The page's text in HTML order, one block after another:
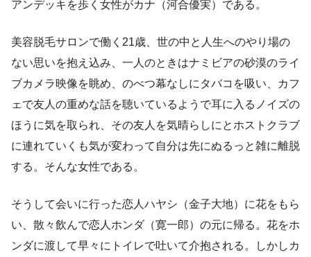
アンデッキを歩く女性がカナ（河合優実）である。
美容脱毛サロンで働く21歳、世の中と人生へのやり場の
ない思いを抱え込み、一人のときはナミビアの砂漠のライ
ブカメラ映像を眺め、のべつ幕なしにタバコを吸い、カフ
ェで友人の重めな話を聴いているようで耳に入るノイズの
ほうに気を取られ、その友人を気晴らしにとホストクラブ
に連れていくも気が変わって自分は先にぬるっと雑に離脱
する。そんな女性である。
そうして会いに行った恋人ハヤシ（金子大地）に花をもら
い、散々飲んで恋人ホンダ（寛一郎）の元に帰る。花をホ
ンダに渡して早々にトイレで吐いて介抱される。しかしカ